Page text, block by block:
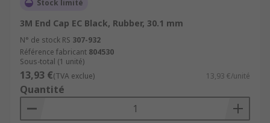
Stock limité
3M End Cap EC Black, Rubber, 30.1 mm
N° de stock RS 307-932
Référence fabricant 804530
Sous-total (1 unité)
13,93 €(TVA exclue) 13,93 €/unité
Quantité